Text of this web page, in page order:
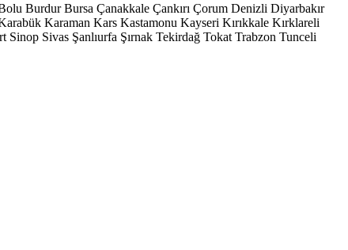
Burdur Bursa Çanakkale Çankırı Çorum Denizli Diyarbakır
Karaman Kars Kastamonu Kayseri Kırıkkale Kırklareli
Sinop Sivas Şanlıurfa Şırnak Tekirdağ Tokat Trabzon Tunceli